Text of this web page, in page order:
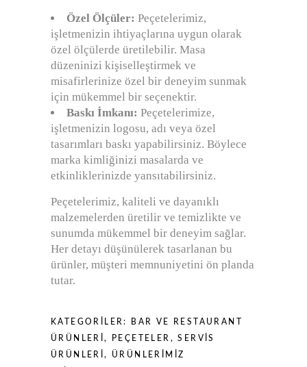
Özel Ölçüler: Peçetelerimiz,
işletmenizin ihtiyaçlarına uygun olarak
özel ölçülerde üretilebilir. Masa
düzeninizi kişiselleştirmek ve
misafirlerinize özel bir deneyim sunmak
için mükemmel bir seçenektir.
Baskı İmkanı: Peçetelerimize,
işletmenizin logosu, adı veya özel
tasarımları baskı yapabilirsiniz. Böylece
marka kimliğinizi masalarda ve
etkinliklerinizde yansıtabilirsiniz.
Peçetelerimiz, kaliteli ve dayanıklı
malzemelerden üretilir ve temizlikte ve
sunumda mükemmel bir deneyim sağlar.
Her detayı düşünülerek tasarlanan bu
ürünler, müşteri memnuniyetini ön planda
tutar.
KATEGORILER:
BAR VE RESTAURANT
ÜRÜNLERİ, PEÇETELER ,SERVİS
ÜRÜNLERİ, ÜRÜNLERİMİZ